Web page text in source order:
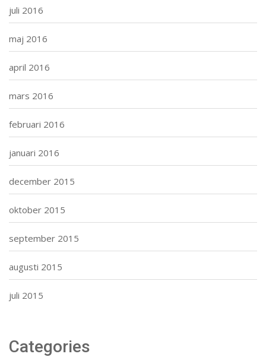
juli 2016
maj 2016
april 2016
mars 2016
februari 2016
januari 2016
december 2015
oktober 2015
september 2015
augusti 2015
juli 2015
Categories